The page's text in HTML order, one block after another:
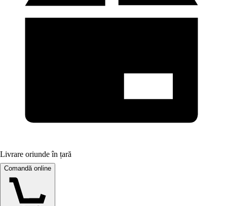
Livrare oriunde în țară
Comandă online